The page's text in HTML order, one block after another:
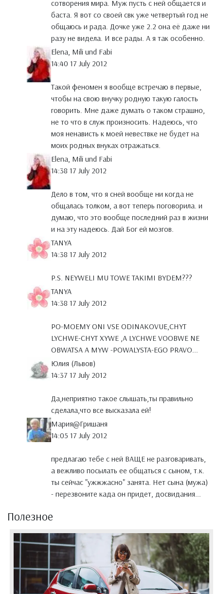
сотворения мира. Муж пусть с ней общается и
баста. Я вот со своей свк уже четвертый год не
общаюсь и рада. Дочке уже 2.2 она её даже ни
разу не видела. И все рады. А я так особенно.
Elena, Mili und Fabi
14:40 17 July 2012
Такой феномен я вообще встречаю в первые,
чтобы на свою внучку родную такую галость
говорить. Мне даже думать о таком страшно,
не то что в служ произносить. Надеюсь, что
моя ненависть к моей невествке не будет на
моих родных внуках отражаться.
Elena, Mili und Fabi
14:38 17 July 2012
Дело в том, что я сней вообще ни когда не
общалась толком, а вот теперь поговорила. и
думаю, что это вообще последний раз в жизни
и на эту надеюсь. Дай Бог ей мозгов.
TANYA
14:38 17 July 2012
P.S. NEYWELI MU TOWE TAKIMI BYDEM???
TANYA
14:38 17 July 2012
PO-MOEMY ONI VSE ODINAKOVUE,CHYT
LYCHWE-CHYT XYWE ,A LYCHWE VOOBWE NE
OBWATSA A MYW -POWALYSTA-EGO PRAVO...
Юлия (Львов)
14:37 17 July 2012
Да,неприятно такое слышать,ты правильно
сделала,что все высказала ей!
Мария@Гришаня
14:05 17 July 2012
предлагаю тебе с ней ВАЩЕ не разговаривать,
а вежливо посылать ее общаться с сыном, т.к.
ты сейчас "ужжжасно" занята. Нет сына (мужа)
- перезвоните када он придет, досвидания...
Полезное